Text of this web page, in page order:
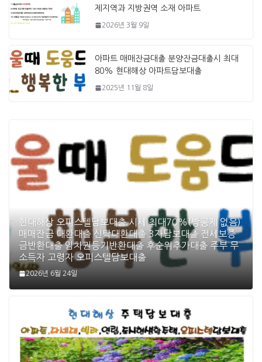
제지역과 지방권역 소재 아파트
2026년 3월 9일
아파트 매매잔금대출 분양잔금대출시 최대
80% 현대해상 아파트담보대출
2025년 11월 8일
현대해상 오피스텔담보대출 시세 최대70%(방공제 없음)
매매잔금 대환대출 신탁대환대출 3자담보대출 전세보증
금반환대출 임차권등기반환대출 후순위추가대출 주부 무
소득자 고령자 오피스텔담보대출
2026년 6월 24일